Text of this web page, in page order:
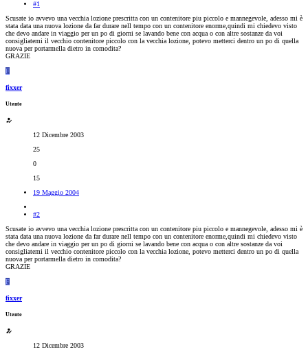
#1
Scusate io avvevo una vecchia lozione prescritta con un contenitore piu piccolo e mannegevole, adesso mi è
stata data una nuova lozione da far durare nell tempo con un contenitore enorme,quindi mi chiedevo visto
che devo andare in viaggio per un po di giorni se lavando bene con acqua o con altre sostanze da voi
consigliatemi il vecchio contenitore piccolo con la vecchia lozione, potevo metterci dentro un po di quella
nuova per portarmella dietro in comodita?
GRAZIE
F
fixxer
Utente
12 Dicembre 2003
25
0
15
19 Maggio 2004
#2
Scusate io avvevo una vecchia lozione prescritta con un contenitore piu piccolo e mannegevole, adesso mi è
stata data una nuova lozione da far durare nell tempo con un contenitore enorme,quindi mi chiedevo visto
che devo andare in viaggio per un po di giorni se lavando bene con acqua o con altre sostanze da voi
consigliatemi il vecchio contenitore piccolo con la vecchia lozione, potevo metterci dentro un po di quella
nuova per portarmella dietro in comodita?
GRAZIE
F
fixxer
Utente
12 Dicembre 2003